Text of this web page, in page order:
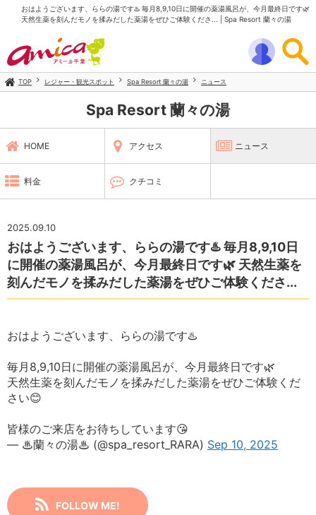
おはようございます、ららの湯です♨️ 毎月8,9,10日に開催の薬湯風呂が、今月最終日です🌿
天然生薬を刻んだモノを揉みだした薬湯をぜひご体験くださ... | Spa Resort 蘭々の湯
TOP レジャー・観光スポット Spa Resort 蘭々の湯 ニュース
Spa Resort 蘭々の湯
HOME アクセス ニュース
料金 クチコミ
2025.09.10
おはようございます、ららの湯です♨️ 毎月8,9,10日
に開催の薬湯風呂が、今月最終日です🌿 天然生薬を
刻んだモノを揉みだした薬湯をぜひご体験くださ...
おはようございます、ららの湯です♨️
毎月8,9,10日に開催の薬湯風呂が、今月最終日です🌿
天然生薬を刻んだモノを揉みだした薬湯をぜひご体験くだ
さい😊
皆様のご来店をお待ちしています😘
— ♨蘭々の湯♨ (@spa_resort_RARA) Sep 10, 2025
FOLLOW ME!